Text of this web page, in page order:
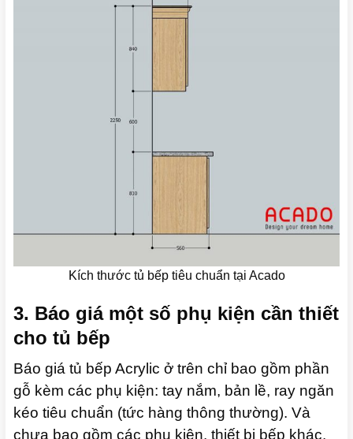
Kích thước tủ bếp tiêu chuẩn tại Acado
3. Báo giá một số phụ kiện cần thiết
cho tủ bếp
Báo giá tủ bếp Acrylic ở trên chỉ bao gồm phần
gỗ kèm các phụ kiện: tay nắm, bản lề, ray ngăn
kéo tiêu chuẩn (tức hàng thông thường). Và
chưa bao gồm các phụ kiện, thiết bị bếp khác.